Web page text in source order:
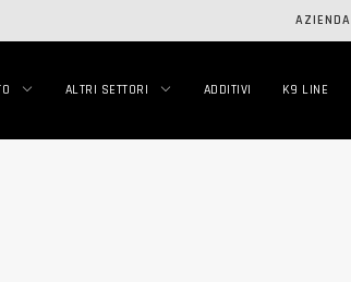
AZIENDA
ALTRI SETTORI ADDITIVI K9 LINE